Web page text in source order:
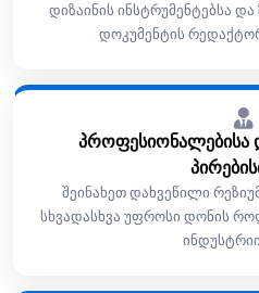
დიზაინის ინსტრუმენტებსა
დოკუმენტის
შეინახეთ დახვეწილი
სხვადასხვა უფროსი დონის